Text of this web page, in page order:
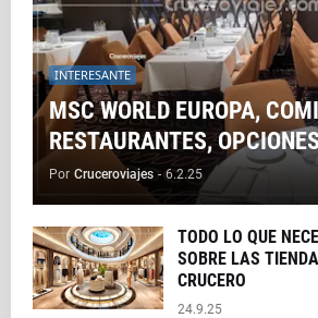
INTERESANTE
MSC WORLD EUROPA,
RESTAURANTES,
Por Cruceroviajes - 6.2.25
TODO LO QUE
SOBRE LAS
CRUCERO
24.9.25